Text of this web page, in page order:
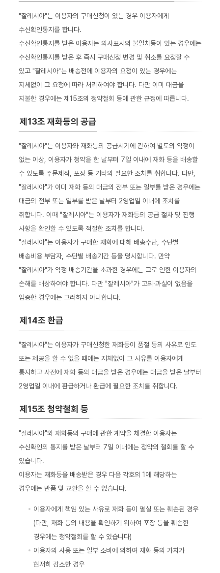
"잘레시아"는 이용자의 구매신청이 있는 경우 이용자에게
수신확인통지를 합니다.
수신확인통지를 받은 이용자는 의사표시의 불일치등이 있는 경우에는
수신확인통지를 받은 후 즉시 구매신청 변경 및 취소를 요청할 수
있고 "잘레시아"는 배송전에 이용자의 요청이 있는 경우에는
지체없이 그 요청에 따라 처리하여야 합니다. 다만 이미 대금을
지불한 경우에는 제15조의 청약철회 등에 관한 규정에 따릅니다.
제13조 재화등의 공급
"잘레시아"는 이용자와 재화등의 공급시기에 관하여 별도의 약정이
없는 이상, 이용자가 청약을 한 날부터 7일 이내에 재화 등을 배송할
수 있도록 주문제작, 포장 등 기타의 필요한 조치를 취합니다. 다만,
"잘레시아"가 이미 재화 등의 대금의 전부 또는 일부를 받은 경우에는
대금의 전부 또는 일부를 받은 날부터 2영업일 이내에 조치를
취합니다. 이때 "잘레시아"는 이용자가 재화등의 공급 절차 및 진행
사항을 확인할 수 있도록 적절한 조치를 합니다.
"잘레시아"는 이용자가 구매한 재화에 대해 배송수단, 수단별
배송비용 부담자, 수단별 배송기간 등을 명시합니다. 만약
"잘레시아"가 약정 배송기간을 초과한 경우에는 그로 인한 이용자의
손해를 배상하여야 합니다. 다만 "잘레시아"가 고의·과실이 없음을
입증한 경우에는 그러하지 아니합니다.
제14조 환급
"잘레시아"는 이용자가 구매신청한 재화등이 품절 등의 사유로 인도
또는 제공을 할 수 없을 때에는 지체없이 그 사유를 이용자에게
통지하고 사전에 재화 등의 대금을 받은 경우에는 대금을 받은 날부터
2영업일 이내에 환급하거나 환급에 필요한 조치를 취합니다.
제15조 청약철회 등
"잘레시아"와 재화등의 구매에 관한 계약을 체결한 이용자는
수신확인의 통지를 받은 날부터 7일 이내에는 청약의 철회를 할 수
있습니다.
이용자는 재화등을 배송받은 경우 다음 각호의 1에 해당하는
경우에는 반품 및 교환을 할 수 없습니다.
이용자에게 책임 있는 사유로 재화 등이 멸실 또는 훼손된 경우
(다만, 재화 등의 내용을 확인하기 위하여 포장 등을 훼손한
경우에는 청약철회를 할 수 있습니다)
이용자의 사용 또는 일부 소비에 의하여 재화 등의 가치가
현저히 감소한 경우